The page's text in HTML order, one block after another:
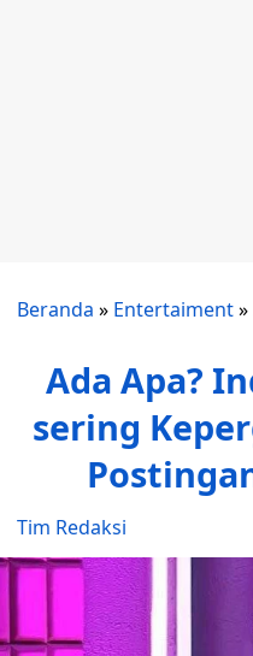
Beranda » Entertaiment»
Ada Apa?
sering
Tim Redaksi